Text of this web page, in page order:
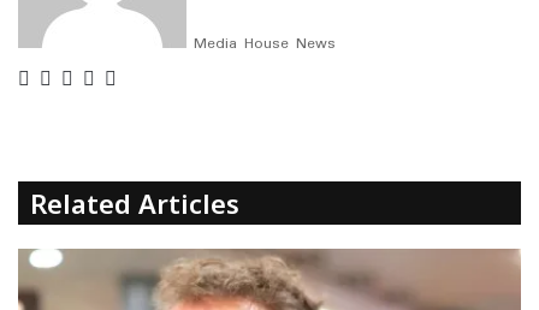
o
k n Media House News
Facebook
X LinkedIn
WhatsApp
Related Articles